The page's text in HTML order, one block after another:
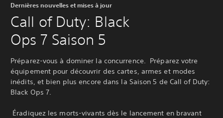
Dernières nouvelles et mises à jour
Call of Duty: Black
Ops 7 Saison 5
Préparez-vous à dominer la concurrence. ‎ Préparez votre
équipement pour découvrir des cartes, armes et modes
inédits, et bien plus encore dans la Saison 5 de Call of Duty:
Black Ops 7.
‎ Éradiquez les morts-vivants dès le lancement en bravant